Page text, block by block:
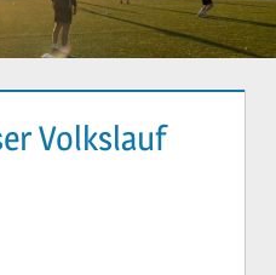
Volkslauf